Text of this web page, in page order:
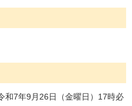
和7年9月26日（金曜日）17時必